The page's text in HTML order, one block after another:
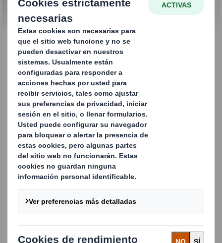
CONTACTA CON NOSOTROS
Bag-in-box. Todas las
formas y tamaños para
todas las aplicaciones
Nuestras soluciones de embalaje Bag-in-box consisten
en un contenedor de plástico flexible rodeado por una
caja de cartón protectora que puede incorporar tu marca
o mensaje de venta. Son ideales para todas aquellas
empresas que producen, transportan y venden líquidos,
bebidas u otros productos a granel.